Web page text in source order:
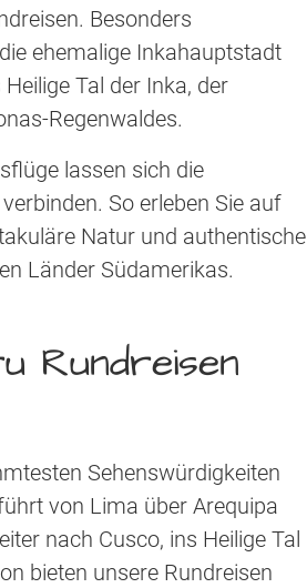
Besonders
ehemalige Inkahauptstadt
Tal der Inka, der
Regenwaldes.
lassen sich die
So erleben Sie auf
Natur und authentische
Länder Südamerikas.
Rundreisen
Sehenswürdigkeiten
von Lima über Arequipa
nach Cusco, ins Heilige Tal
bieten unsere Rundreisen